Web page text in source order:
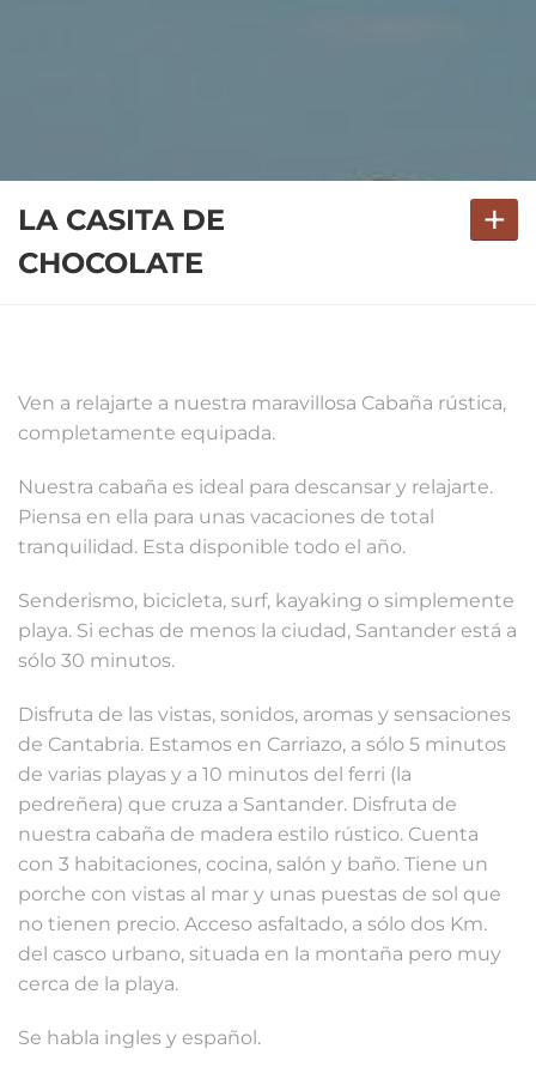
LA CASITA DE
CHOCOLATE
+
Ven a relajarte a nuestra maravillosa Cabaña rústica,
completamente equipada.
Nuestra cabaña es ideal para descansar y relajarte.
Piensa en ella para unas vacaciones de total
tranquilidad. Esta disponible todo el año.
Senderismo, bicicleta, surf, kayaking o simplemente
playa. Si echas de menos la ciudad, Santander está a
sólo 30 minutos.
Disfruta de las vistas, sonidos, aromas y sensaciones
de Cantabria. Estamos en Carriazo, a sólo 5 minutos
de varias playas y a 10 minutos del ferri (la
pedreñera) que cruza a Santander. Disfruta de
nuestra cabaña de madera estilo rústico. Cuenta
con 3 habitaciones, cocina, salón y baño. Tiene un
porche con vistas al mar y unas puestas de sol que
no tienen precio. Acceso asfaltado, a sólo dos Km.
del casco urbano, situada en la montaña pero muy
cerca de la playa.
Se habla ingles y español.